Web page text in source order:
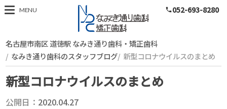
スタッフブログ
MENU phone052-693-8280
名古屋市南区 道徳駅 なみき通り歯科・矯正歯科
なみき通り歯科のスタッフブログ 新型コロナウイルスのまとめ
新型コロナウイルスのまとめ
公開日： 2020.04.27